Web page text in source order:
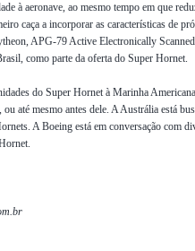
à aeronave, ao mesmo tempo em que
caça a incorporar as características de
APG-79 Active Electronically
como parte da oferta do Super Hornet.
do Super Hornet à Marinha
até mesmo antes dele. A Austrália está
A Boeing está em conversação com